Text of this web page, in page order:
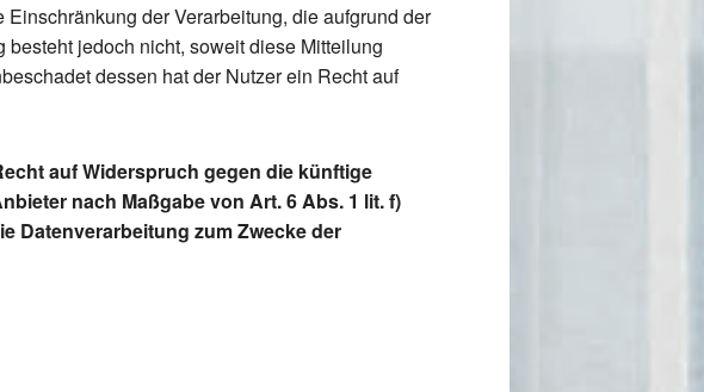
der Verarbeitung, die aufgrund der
jedoch nicht, soweit diese Mitteilung
dessen hat der Nutzer ein Recht auf
auf Widerspruch gegen die künftige
nach Maßgabe von Art. 6 Abs. 1 lit. f)
Datenverarbeitung zum Zwecke der